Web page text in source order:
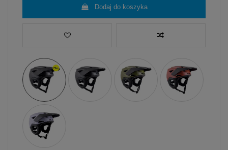
Dodaj do koszyka